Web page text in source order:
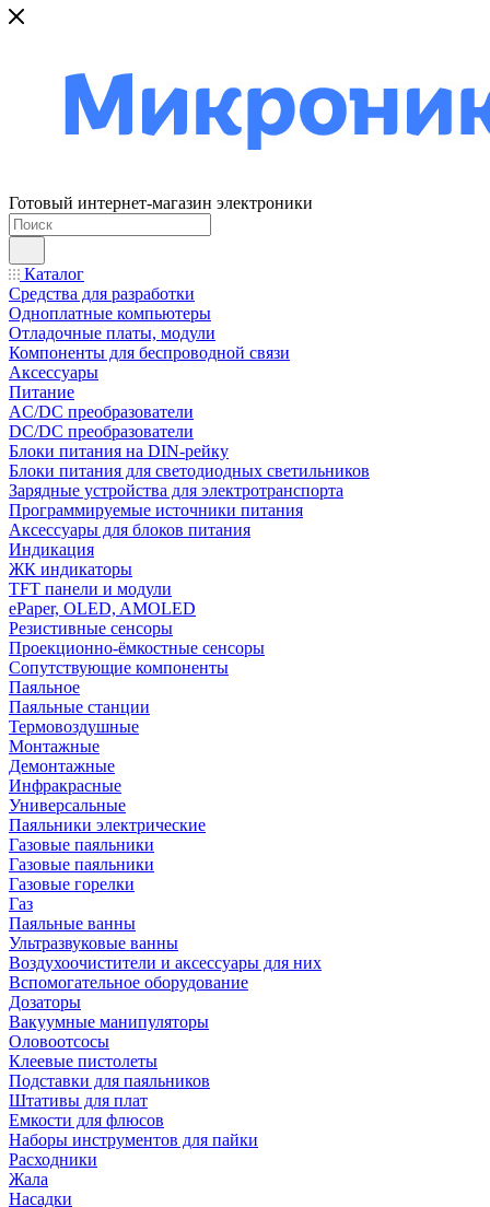
Готовый интернет-магазин электроники
Каталог
Средства для разработки
Одноплатные компьютеры
Отладочные платы, модули
Компоненты для беспроводной связи
Аксессуары
Питание
AC/DC преобразователи
DC/DC преобразователи
Блоки питания на DIN-рейку
Блоки питания для светодиодных светильников
Зарядные устройства для электротранспорта
Программируемые источники питания
Аксессуары для блоков питания
Индикация
ЖК индикаторы
TFT панели и модули
ePaper, OLED, AMOLED
Резистивные сенсоры
Проекционно-ёмкостные сенсоры
Сопутствующие компоненты
Паяльное
Паяльные станции
Термовоздушные
Монтажные
Демонтажные
Инфракрасные
Универсальные
Паяльники электрические
Газовые паяльники
Газовые паяльники
Газовые горелки
Газ
Паяльные ванны
Ультразвуковые ванны
Воздухоочистители и аксессуары для них
Вспомогательное оборудование
Дозаторы
Вакуумные манипуляторы
Оловоотсосы
Клеевые пистолеты
Подставки для паяльников
Штативы для плат
Емкости для флюсов
Наборы инструментов для пайки
Расходники
Жала
Насадки